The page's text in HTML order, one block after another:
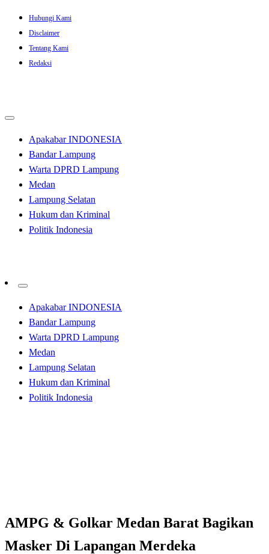
Skip
content
Hubungi Kami
Disclaimer
Tentang Kami
Redaksi
Apakabar INDONESIA
Bandar Lampung
Warta DPRD Lampung
Medan
Lampung Selatan
Hukum dan Kriminal
Politik Indonesia
Apakabar INDONESIA
Bandar Lampung
Warta DPRD Lampung
Medan
Lampung Selatan
Hukum dan Kriminal
Politik Indonesia
AMPG & Golkar Medan Barat Bagikan
Masker Di Lapangan Merdeka